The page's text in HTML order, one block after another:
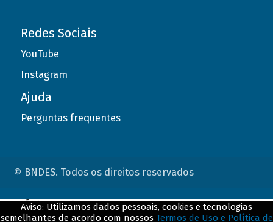
Redes Sociais
YouTube
Instagram
Ajuda
Perguntas frequentes
© BNDES. Todos os direitos reservados
Aviso: Utilizamos dados pessoais, cookies e tecnologias
semelhantes de acordo com nossos Termos de Uso e Política de
ConteÃºdo complementar